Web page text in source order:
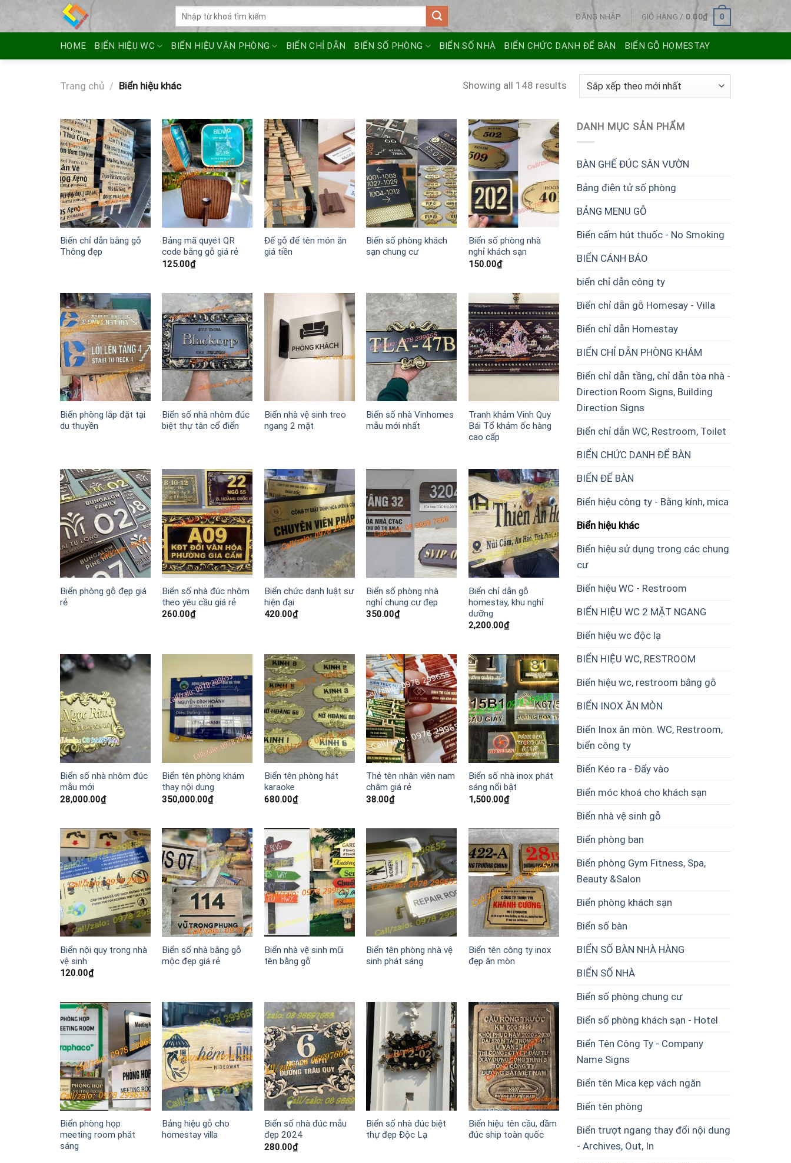
ĐĂNG NHẬP GIỎ HÀNG / 0.00₫ 0
HOME BIỂN HIỆU WC BIỂN HIỆU VĂN PHÒNG BIỂN CHỈ DẪN BIỂN SỐ PHÒNG BIỂN SỐ NHÀ BIỂN CHỨC DANH ĐỂ BÀN BIỂN GỖ HOMESTAY
Trang chủ / Biển hiệu khác Showing all 148 results
Biển chỉ dẫn bằng gỗ
Thông đẹp
Bảng mã quyét QR
code bằng gỗ giá rẻ
125.00₫
Đế gỗ để tên món ăn
giá tiền
Biển số phòng khách
sạn chung cư
Biển số phòng nhà
nghỉ khách sạn
150.00₫
Biển phòng lắp đặt tại
du thuyền
Biển số nhà nhôm đúc
biệt thự tân cổ điển
Biển nhà vệ sinh treo
ngang 2 mặt
Biển số nhà Vinhomes
mẫu mới nhất
Tranh khảm Vinh Quy
Bái Tổ khảm ốc hàng
cao cấp
Biển phòng gỗ đẹp giá
rẻ
Biển số nhà đúc nhôm
theo yêu cầu giá rẻ
260.00₫
Biển chức danh luật sư
hiện đại
420.00₫
Biển số phòng nhà
nghỉ chung cư đẹp
350.00₫
Biển chỉ dẫn gỗ
homestay, khu nghỉ
dưỡng
2,200.00₫
Biển số nhà nhôm đúc
mẫu mới
28,000.00₫
Biển tên phòng khám
thay nội dung
350,000.00₫
Biển tên phòng hát
karaoke
680.00₫
Thẻ tên nhân viên nam
châm giá rẻ
38.00₫
Biển số nhà inox phát
sáng nổi bật
1,500.00₫
Biển nội quy trong nhà
vệ sinh
120.00₫
Biển số nhà bằng gỗ
mộc đẹp giá rẻ
Biển nhà vệ sinh mũi
tên bằng gỗ
Biển tên phòng nhà vệ
sinh phát sáng
Biển tên công ty inox
đẹp ăn mòn
Biển phòng họp
meeting room phát
sáng
Bảng hiệu gỗ cho
homestay villa
Biển số nhà đúc mẫu
đẹp 2024
280.00₫
Biển số nhà đúc biệt
thự đẹp Độc Lạ
Biển hiệu tên cầu, dầm
đúc ship toàn quốc
DANH MỤC SẢN PHẨM
BÀN GHẾ ĐÚC SÂN VƯỜN
Bảng điện tử số phòng
BẢNG MENU GỖ
Biển cấm hút thuốc - No Smoking
BIỂN CÁNH BÁO
biển chỉ dẫn công ty
Biển chỉ dẫn gỗ Homesay - Villa
Biển chỉ dẫn Homestay
BIỂN CHỈ DẪN PHÒNG KHÁM
Biển chỉ dẫn tầng, chỉ dẫn tòa nhà -
Direction Room Signs, Building
Direction Signs
Biển chỉ dẫn WC, Restroom, Toilet
BIỂN CHỨC DANH ĐỂ BÀN
BIỂN ĐỂ BÀN
Biển hiệu công ty - Bằng kính, mica
Biển hiệu khác
Biển hiệu sử dụng trong các chung
cư
Biển hiệu WC - Restroom
BIỂN HIỆU WC 2 MẶT NGANG
Biển hiệu wc độc lạ
BIỂN HIỆU WC, RESTROOM
Biển hiệu wc, restroom bằng gỗ
BIỂN INOX ĂN MÒN
Biển Inox ăn mòn. WC, Restroom,
biển công ty
Biển Kéo ra - Đẩy vào
Biển móc khoá cho khách sạn
Biển nhà vệ sinh gỗ
Biển phòng ban
Biển phòng Gym Fitness, Spa,
Beauty &Salon
Biển phòng khách sạn
Biển số bàn
BIỂN SỐ BÀN NHÀ HÀNG
BIỂN SỐ NHÀ
Biển số phòng chung cư
Biển số phòng khách sạn - Hotel
Biển Tên Công Ty - Company
Name Signs
Biển tên Mica kẹp vách ngăn
Biển tên phòng
Biển trượt ngang thay đổi nội dung
- Archives, Out, In